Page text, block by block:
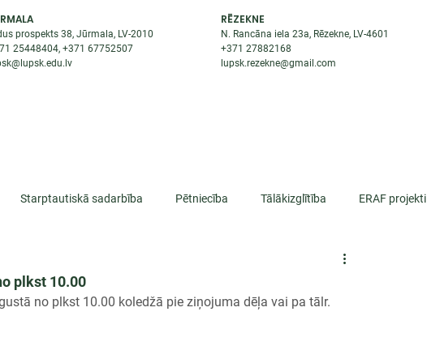
prospekts 38, Jūrmala, LV-2010
25448404, +37167752507
RĒZEKNE
N. Rancāna iela 23a, Rēzekne, LV-4601
+37127882168
lupsk.rezekne@gmail.com
Starptautiskā sadarbība Pētniecība Tālākizglītība ERAF projekti
plkst 10.00
no plkst 10.00 koledžā pie ziņojuma dēļa vai pa tālr.